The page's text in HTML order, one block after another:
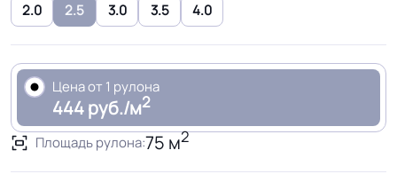
2.0
2.5 3.0 3.5 4.0
Цена от 1 рулона
444 руб./м2
Площадь рулона:75 м2